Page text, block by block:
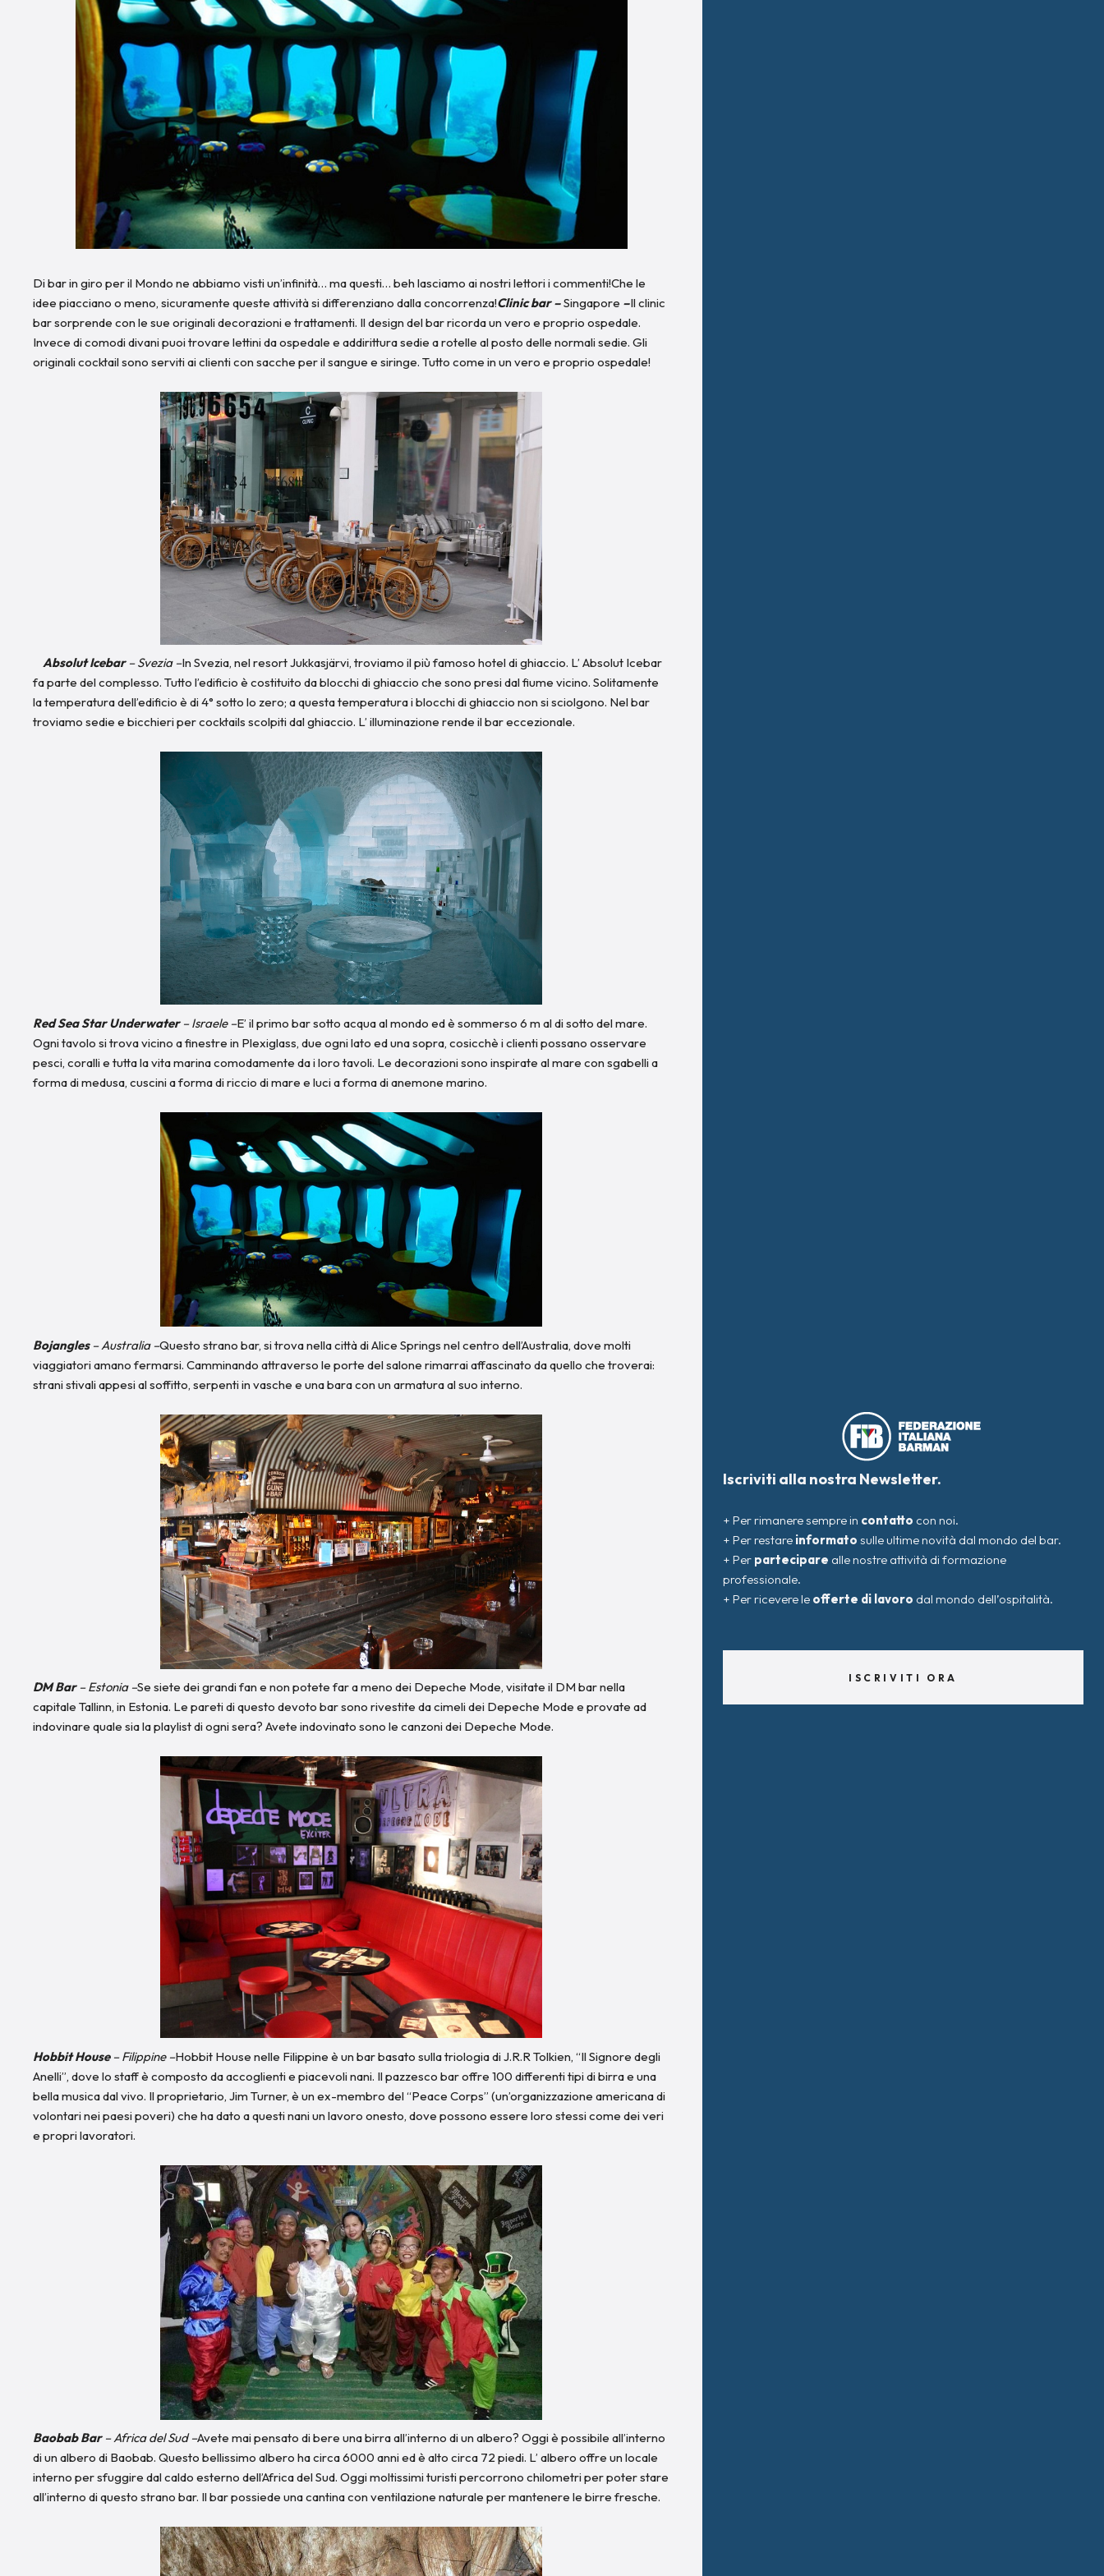
Di bar in giro per il Mondo ne abbiamo visti un’infinità… ma questi… beh lasciamo ai nostri lettori i commenti!Che le
idee piacciano o meno, sicuramente queste attività si differenziano dalla concorrenza!Clinic bar –Singapore –Il clinic
bar sorprende con le sue originali decorazioni e trattamenti. Il design del bar ricorda un vero e proprio ospedale.
Invece di comodi divani puoi trovare lettini da ospedale e addirittura sedie a rotelle al posto delle normali sedie. Gli
originali cocktail sono serviti ai clienti con sacche per il sangue e siringe. Tutto come in un vero e proprio ospedale!
Absolut Icebar – Svezia –In Svezia, nel resort Jukkasjärvi, troviamo il più famoso hotel di ghiaccio. L’ Absolut Icebar
fa parte del complesso. Tutto l’edificio è costituito da blocchi di ghiaccio che sono presi dal fiume vicino. Solitamente
la temperatura dell’edificio è di 4° sotto lo zero; a questa temperatura i blocchi di ghiaccio non si sciolgono. Nel bar
troviamo sedie e bicchieri per cocktails scolpiti dal ghiaccio. L’ illuminazione rende il bar eccezionale.
Red Sea Star Underwater – Israele –E’ il primo bar sotto acqua al mondo ed è sommerso 6 m al di sotto del mare.
Ogni tavolo si trova vicino a finestre in Plexiglass, due ogni lato ed una sopra, cosicchè i clienti possano osservare
pesci, coralli e tutta la vita marina comodamente da i loro tavoli. Le decorazioni sono inspirate al mare con sgabelli a
forma di medusa, cuscini a forma di riccio di mare e luci a forma di anemone marino.
Bojangles – Australia –Questo strano bar, si trova nella città di Alice Springs nel centro dell’Australia, dove molti
viaggiatori amano fermarsi. Camminando attraverso le porte del salone rimarrai affascinato da quello che troverai:
strani stivali appesi al soffitto, serpenti in vasche e una bara con un armatura al suo interno.
DM Bar – Estonia –Se siete dei grandi fan e non potete far a meno dei Depeche Mode, visitate il DM bar nella
capitale Tallinn, in Estonia. Le pareti di questo devoto bar sono rivestite da cimeli dei Depeche Mode e provate ad
indovinare quale sia la playlist di ogni sera? Avete indovinato sono le canzoni dei Depeche Mode.
Hobbit House – Filippine –Hobbit House nelle Filippine è un bar basato sulla triologia di J.R.R Tolkien, “Il Signore degli
Anelli”, dove lo staff è composto da accoglienti e piacevoli nani. Il pazzesco bar offre 100 differenti tipi di birra e una
bella musica dal vivo. Il proprietario, Jim Turner, è un ex-membro del “Peace Corps” (un’organizzazione americana di
volontari nei paesi poveri) che ha dato a questi nani un lavoro onesto, dove possono essere loro stessi come dei veri
e propri lavoratori.
Baobab Bar – Africa del Sud –Avete mai pensato di bere una birra all’interno di un albero? Oggi è possibile all’interno
di un albero di Baobab. Questo bellissimo albero ha circa 6000 anni ed è alto circa 72 piedi. L’ albero offre un locale
interno per sfuggire dal caldo esterno dell’Africa del Sud. Oggi moltissimi turisti percorrono chilometri per poter stare
all’interno di questo strano bar. Il bar possiede una cantina con ventilazione naturale per mantenere le birre fresche.
Iscriviti alla nostra Newsletter.
+ Per rimanere sempre in contatto con noi.
+ Per restare informato sulle ultime novità dal mondo del bar.
+ Per partecipare alle nostre attività di formazione
professionale.
+ Per ricevere le offerte di lavoro dal mondo dell’ospitalità.
ISCRIVITI ORA